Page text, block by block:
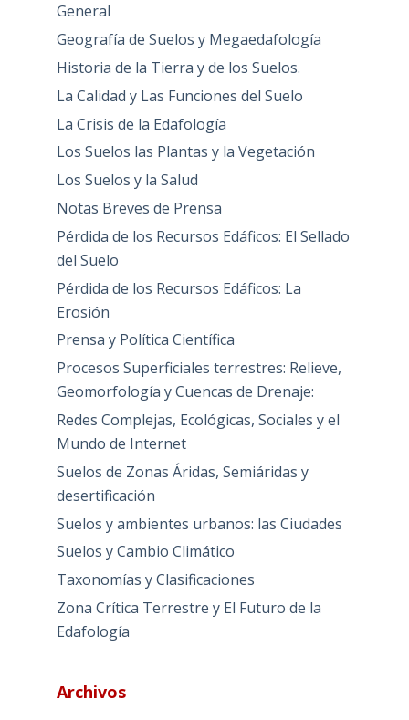
General
Geografía de Suelos y Megaedafología
Historia de la Tierra y de los Suelos.
La Calidad y Las Funciones del Suelo
La Crisis de la Edafología
Los Suelos las Plantas y la Vegetación
Los Suelos y la Salud
Notas Breves de Prensa
Pérdida de los Recursos Edáficos: El Sellado
del Suelo
Pérdida de los Recursos Edáficos: La
Erosión
Prensa y Política Científica
Procesos Superficiales terrestres: Relieve,
Geomorfología y Cuencas de Drenaje:
Redes Complejas, Ecológicas, Sociales y el
Mundo de Internet
Suelos de Zonas Áridas, Semiáridas y
desertificación
Suelos y ambientes urbanos: las Ciudades
Suelos y Cambio Climático
Taxonomías y Clasificaciones
Zona Crítica Terrestre y El Futuro de la
Edafología
Archivos